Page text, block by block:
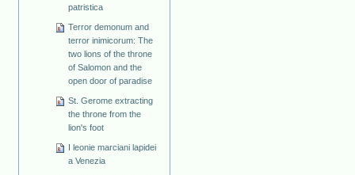
patristica
Terror demonum and
terror inimicorum: The
two lions of the throne
of Salomon and the
open door of paradise
St. Gerome extracting
the throne from the
lion's foot
I leonie marciani lapidei
a Venezia